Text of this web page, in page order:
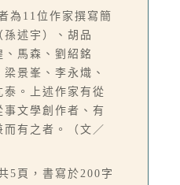
為11位作家撰寫簡
述宇）、胡品
馬森、劉紹銘
梁景峯、李永熾、
泰。上述作家有從
文學創作者、有
有之者。（文／
5頁，書寫於200字